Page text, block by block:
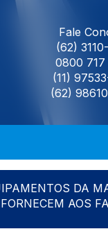
Fale
(62)
0800
(11)
(62)
DA
AOS